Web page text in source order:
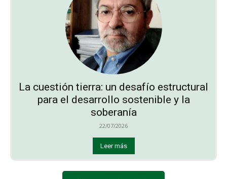
La cuestión tierra: un desafío estructural
para el desarrollo sostenible y la
soberanía
22/07/2026
Leer más